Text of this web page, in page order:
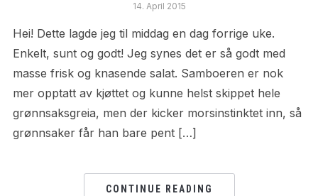
14. April 2015
Hei! Dette lagde jeg til middag en dag forrige uke.
Enkelt, sunt og godt! Jeg synes det er så godt med
masse frisk og knasende salat. Samboeren er nok
mer opptatt av kjøttet og kunne helst skippet hele
grønnsaksgreia, men der kicker morsinstinktet inn, så
grønnsaker får han bare pent […]
CONTINUE READING